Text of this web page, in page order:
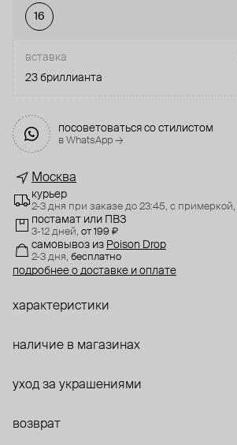
16
вставка
23 бриллианта
посоветоваться со стилистом
в WhatsApp →
Москва
курьер
2-3 дня при заказе до 23:45, с примеркой,
постамат или ПВЗ
3-12 дней, от 199 ₽
самовывоз из Poison Drop
2-3 дня, бесплатно
подробнее о доставке и оплате
характеристики
наличие в магазинах
уход за украшениями
возврат